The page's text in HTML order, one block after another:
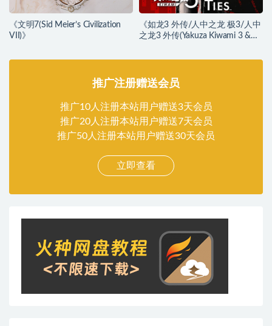
《文明7(Sid Meier’s Civilization
VII)》
《如龙3 外传/人中之龙 极3/人中
之龙3 外传(Yakuza Kiwami 3 &
推广注册赠送会员
推广10人注册本站用户赠送3天会员
推广20人注册本站用户赠送7天会员
推广50人注册本站用户赠送30天会员
立即查看